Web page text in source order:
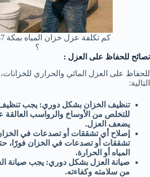
كم
؟
نصائح للحفاظ على العزل :
للحفاظ على العزل المائي والحراري للخزانات،
التالية:
تنظيف الخزان بشكل دوري: يجب
للتخلص من الأوساخ والرواسب العالقة
يضعف العزل.
إصلاح أي تشققات أو تصدعات في
تشققات أو تصدعات في الخزان فورًا،
المياه أو الحرارة.
صيانة العزل بشكل دوري: يجب صيانة
من سلامته وكفاءته.